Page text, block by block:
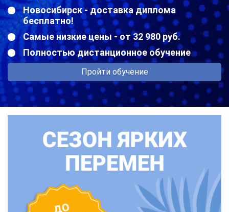
Новосибирск - доставка диплома
бесплатно!
Самые низкие цены - от 32 980 руб.
Полностью дистанционное обучение
Пройти обучение